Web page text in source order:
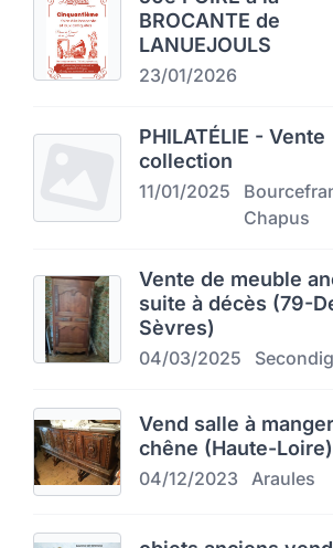
BROCANTE de
LANUEJOULS
23/01/2026
PHILATÉLIE - Vente
collection
11/01/2025
Chapus
Vente de meuble
suite à décès (79-
Sèvres)
04/03/2025
Vend salle à
chêne (Haute-Loire)
04/12/2023 Araules